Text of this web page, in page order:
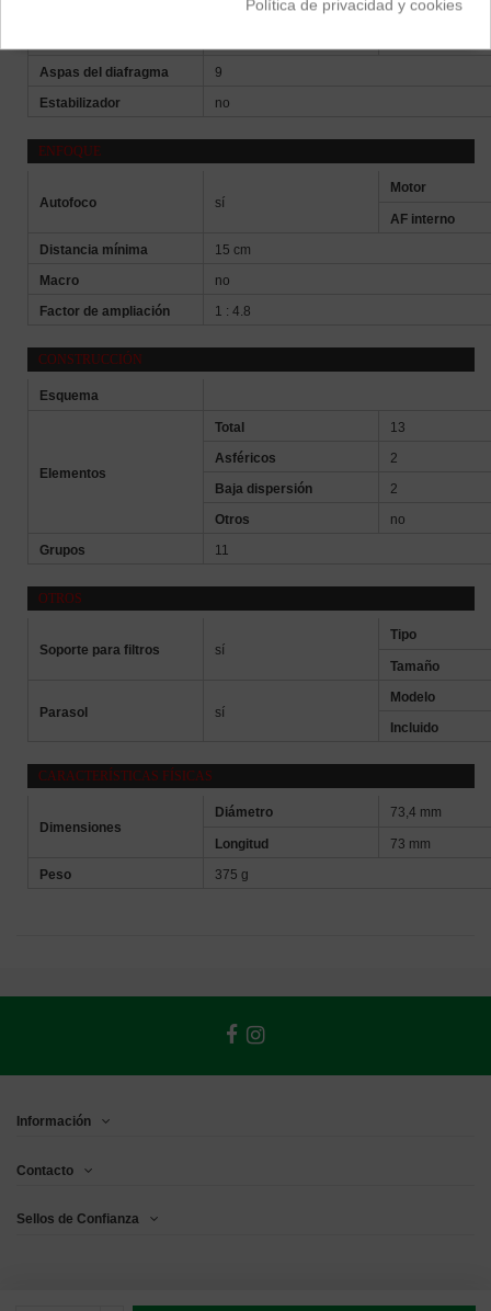
Máxima (W-T)
f1.4
Aspas del diafragma
9
Estabilizador
no
ENFOQUE
Autofoco sí
Motor
AF interno
Distancia mínima
15 cm
Macro
no
Factor de ampliación
1 : 4.8
CONSTRUCCIÓN
Esquema
Elementos
Total
13
Asféricos
2
Baja dispersión
2
Otros
no
Grupos
11
OTROS
Soporte para filtros sí
Tipo
Tamaño
Parasol sí
Modelo
Incluido
CARACTERÍSTICAS FÍSICAS
Dimensiones
Diámetro 73,4 mm
Longitud
73 mm
Peso
375 g
Información
Contacto
Sellos de Confianza
Política de privacidad y cookies